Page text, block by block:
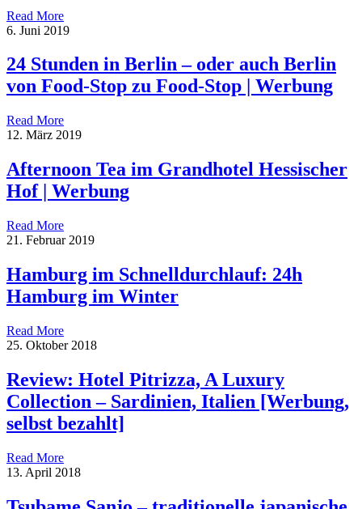
Read More
6. Juni 2019
24 Stunden in Berlin – oder auch Berlin
von Food-Stop zu Food-Stop | Werbung
Read More
12. März 2019
Afternoon Tea im Grandhotel Hessischer
Hof | Werbung
Read More
21. Februar 2019
Hamburg im Schnelldurchlauf: 24h
Hamburg im Winter
Read More
25. Oktober 2018
Review: Hotel Pitrizza, A Luxury
Collection – Sardinien, Italien [Werbung,
selbst bezahlt]
Read More
13. April 2018